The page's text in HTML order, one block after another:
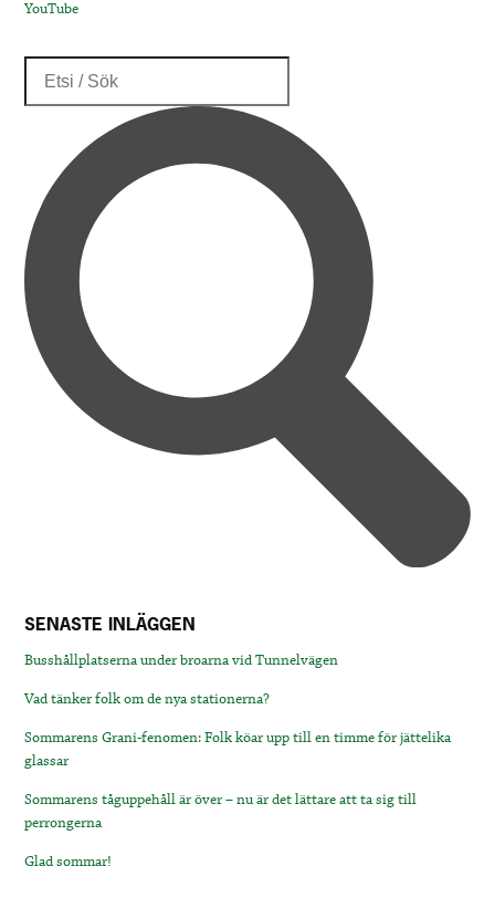
YouTube
SENASTE INLÄGGEN
Busshållplatserna under broarna vid Tunnelvägen
Vad tänker folk om de nya stationerna?
Sommarens Grani-fenomen: Folk köar upp till en timme för jättelika
glassar
Sommarens tåguppehåll är över – nu är det lättare att ta sig till
perrongerna
Glad sommar!